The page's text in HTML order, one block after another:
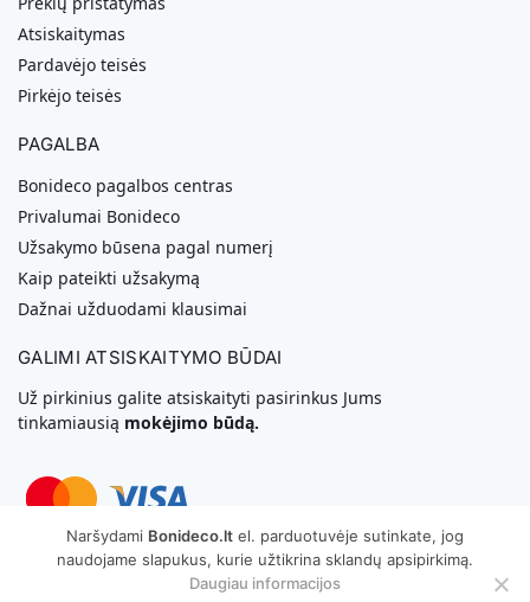
Atsiskaitymas
Pardavėjo teisės
Pirkėjo teisės
PAGALBA
Bonideco pagalbos centras
Privalumai Bonideco
Užsakymo būsena pagal numerį
Kaip pateikti užsakymą
Dažnai užduodami klausimai
GALIMI ATSISKAITYMO BŪDAI
Už pirkinius galite atsiskaityti pasirinkus Jums
tinkamiausią mokėjimo būdą.
Svetainių Kūrimas
Naršydami Bonideco.lt el. parduotuvėje sutinkate, jog
naudojame slapukus, kurie užtikrina sklandų apsipirkimą.
Daugiau informacijos